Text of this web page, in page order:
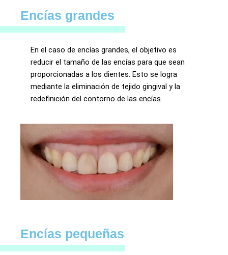
Encías grandes
En el caso de encías grandes, el objetivo es
reducir el tamaño de las encías para que sean
proporcionadas a los dientes. Esto se logra
mediante la eliminación de tejido gingival y la
redefinición del contorno de las encías.
Encías pequeñas